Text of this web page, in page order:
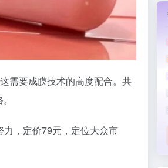
需要成膜技术的高度配合。共
力 ，定价79元， 定位大众市